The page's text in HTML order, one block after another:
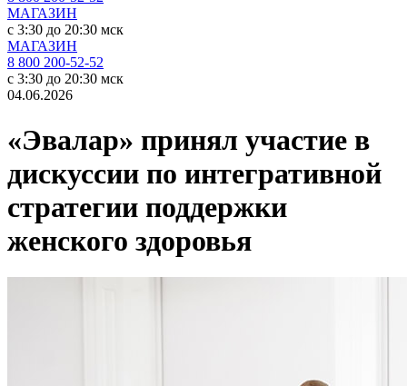
МАГАЗИН
c 3:30 до 20:30 мск
МАГАЗИН
8 800 200-52-52
c 3:30 до 20:30 мск
04.06.2026
«Эвалар» принял участие в
дискуссии по интегративной
стратегии поддержки
женского здоровья